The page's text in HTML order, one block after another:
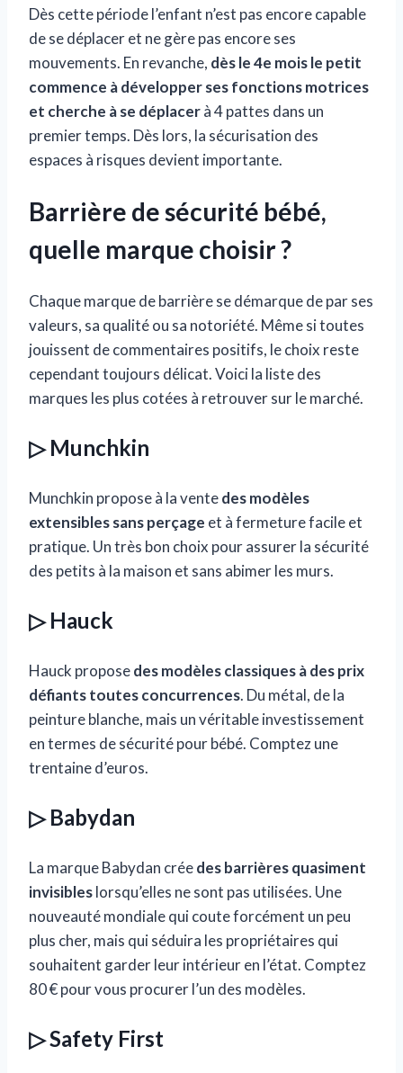
Dès cette période l’enfant n’est pas encore capable
de se déplacer et ne gère pas encore ses
mouvements. En revanche, dès le 4e mois le petit
commence à développer ses fonctions motrices
et cherche à se déplacerà 4 pattes dans un
premier temps. Dès lors, la sécurisation des
espaces à risques devient importante.
Barrière de sécurité bébé,
quelle marque choisir ?
Chaque marque de barrière se démarque de par ses
valeurs, sa qualité ou sa notoriété. Même si toutes
jouissent de commentaires positifs, le choix reste
cependant toujours délicat. Voici la liste des
marques les plus cotées à retrouver sur le marché.
▷ Munchkin
Munchkin propose à la ventedes modèles
extensibles sans perçage et à fermeture facile et
pratique. Un très bon choix pour assurer la sécurité
des petits à la maison et sans abimer les murs.
▷ Hauck
Hauck proposedes modèles classiques à des prix
défiants toutes concurrences. Du métal, de la
peinture blanche, mais un véritable investissement
en termes de sécurité pour bébé. Comptez une
trentaine d’euros.
▷ Babydan
La marque Babydan créedes barrières quasiment
invisibleslorsqu’elles ne sont pas utilisées. Une
nouveauté mondiale qui coute forcément un peu
plus cher, mais qui séduira les propriétaires qui
souhaitent garder leur intérieur en l’état. Comptez
80 € pour vous procurer l’un des modèles.
▷ Safety First